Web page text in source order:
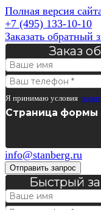
Полная версия
+7 (495) 133-10-10
Заказать обратный
Заказ
Я принимаю условия
Страница формы
info@stanberg.ru
Отправить запрос
Быстрый